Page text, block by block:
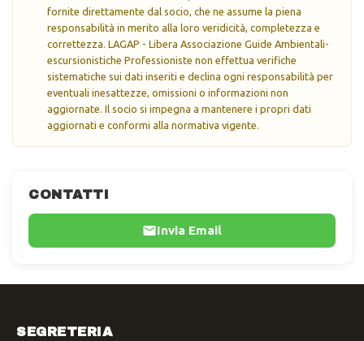
CONTATTI
Invia Email
fornite direttamente dal socio, che ne assume la piena
responsabilità in merito alla loro veridicità, completezza e
correttezza. LAGAP - Libera Associazione Guide Ambientali-
escursionistiche Professioniste non effettua verifiche
sistematiche sui dati inseriti e declina ogni responsabilità per
eventuali inesattezze, omissioni o informazioni non
aggiornate. Il socio si impegna a mantenere i propri dati
aggiornati e conformi alla normativa vigente.
SEGRETERIA